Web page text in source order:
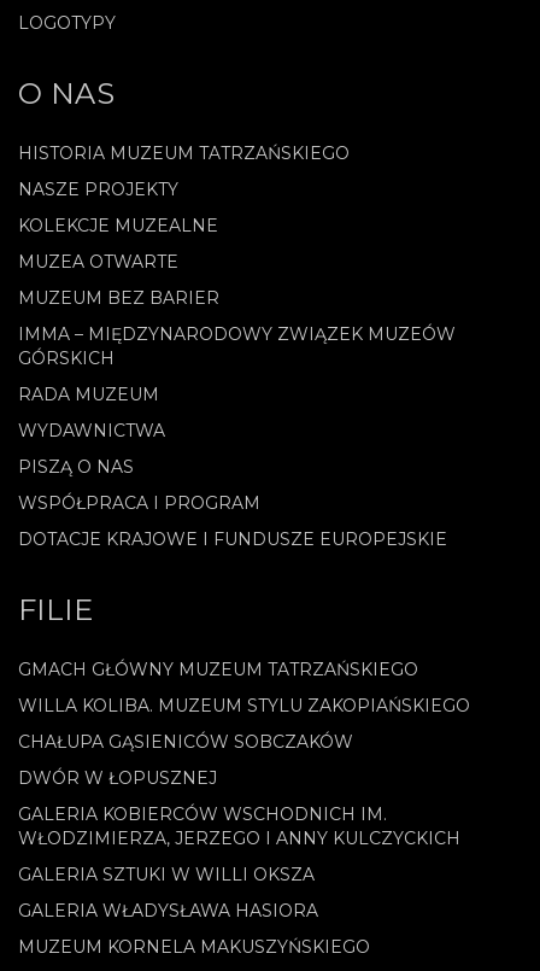
LOGOTYPY
O NAS
HISTORIA MUZEUM TATRZAŃSKIEGO
NASZE PROJEKTY
KOLEKCJE MUZEALNE
MUZEA OTWARTE
MUZEUM BEZ BARIER
IMMA – MIĘDZYNARODOWY ZWIĄZEK MUZEÓW
GÓRSKICH
RADA MUZEUM
WYDAWNICTWA
PISZĄ O NAS
WSPÓŁPRACA I PROGRAM
DOTACJE KRAJOWE I FUNDUSZE EUROPEJSKIE
FILIE
GMACH GŁÓWNY MUZEUM TATRZAŃSKIEGO
WILLA KOLIBA. MUZEUM STYLU ZAKOPIAŃSKIEGO
CHAŁUPA GĄSIENICÓW SOBCZAKÓW
DWÓR W ŁOPUSZNEJ
GALERIA KOBIERCÓW WSCHODNICH IM.
WŁODZIMIERZA, JERZEGO I ANNY KULCZYCKICH
GALERIA SZTUKI W WILLI OKSZA
GALERIA WŁADYSŁAWA HASIORA
MUZEUM KORNELA MAKUSZYŃSKIEGO